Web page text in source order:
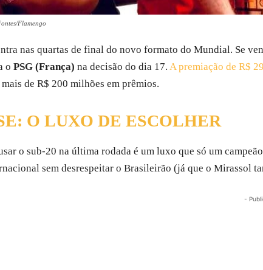
Flamengo
nas quartas de final do novo formato do Mundial. Se
o PSG (França) na decisão do dia 17. A premiação de R$
de R$ 200 milhões em prêmios.
O LUXO DE ESCOLHER
o sub-20 na última rodada é um luxo que só um
sem desrespeitar o Brasileirão (já que o Mirassol
-